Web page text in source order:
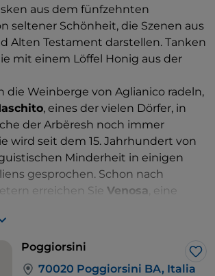
aus dem fünfzehnten
seltener Schönheit, die Szenen aus
Alten Testament darstellen. Tanken
mit einem Löffel Honig aus der
die Weinberge von Aglianico radeln,
, eines der vielen Dörfer, in
der Arbëresh noch immer
wird seit dem 15. Jahrhundert von
Minderheit in einigen
gesprochen. Schon nach
erreichen Sie Venosa , eine
archäologischen Park und
an der Basilika der Heiligen
Trinità) und der
(Incompiuta) Halt.
Poggiorsini
70020 Poggiorsini BA, Italia